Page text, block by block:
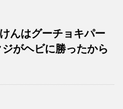
んはグーチョキパー
がヘビに勝ったから